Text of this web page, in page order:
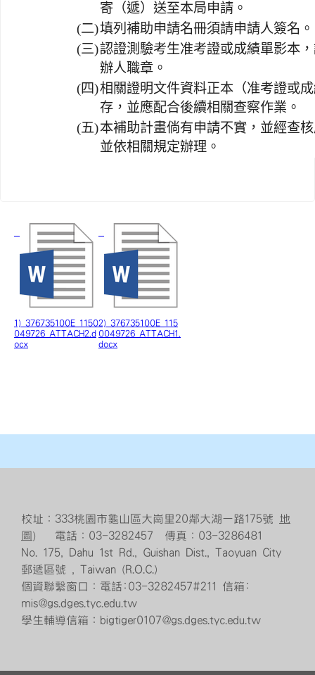
寄（遞）送至本局申請。
(二)填列補助申請名冊須請申請人簽名。
(三)認證測驗考生准考證或成績單影本
辦人職章。
(四)相關證明文件資料正本（准考證或
存，並應配合後續相關查察作業。
(五)本補助計畫倘有申請不實，並經查
並依相關規定辦理。
1) 376735100E_1150
049726_ATTACH2.d
ocx
2) 376735100E_115
0049726_ATTACH1.
docx
校址：333桃園市龜山區大崗里20鄰大湖一路175號 地
圖） 電話：03-3282457 傳真：03-3286481
No. 175, Dahu 1st Rd., Guishan Dist., Taoyuan City
郵遞區號 , Taiwan (R.O.C.)
個資聯繫窗口：電話:03-3282457#211 信箱:
mis@gs.dges.tyc.edu.tw
學生輔導信箱：bigtiger0107@gs.dges.tyc.edu.tw